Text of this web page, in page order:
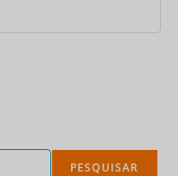
PESQUISAR